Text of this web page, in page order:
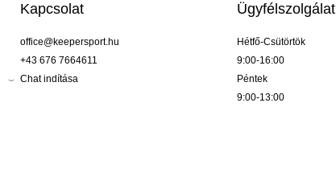
Kapcsolat
office@keepersport.hu
+43 676 7664611
Chat indítása
Ügyfélszolgálat
Hétfő-Csütörtök
9:00-16:00
Péntek
9:00-13:00